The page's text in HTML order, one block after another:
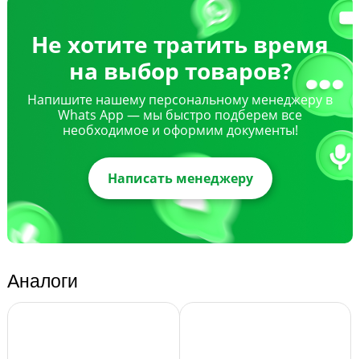
Не хотите тратить время
на выбор товаров?
Напишите нашему персональному менеджеру в
Whats App — мы быстро подберем все
необходимое и оформим документы!
Написать менеджеру
Аналоги